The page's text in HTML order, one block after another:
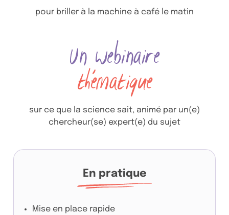
pour briller à la machine à café le matin
Un webinaire
thématique
sur ce que la science sait, animé par un(e)
chercheur(se) expert(e) du sujet
En pratique
Mise en place rapide